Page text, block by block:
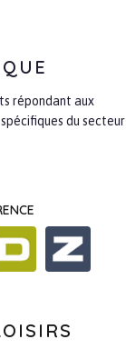
répondant aux
du secteur